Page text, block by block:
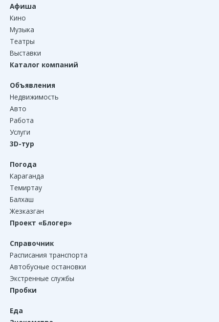
Афиша
Кино
Музыка
Театры
Выставки
Каталог компаний
Объявления
Недвижимость
Авто
Работа
Услуги
3D-тур
Погода
Караганда
Темиртау
Балхаш
Жезказган
Проект «Блогер»
Справочник
Расписания транспорта
Автобусные остановки
Экстренные службы
Пробки
Еда